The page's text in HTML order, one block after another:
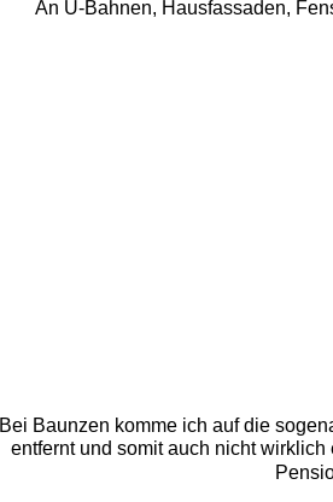
An U-Bahnen, Hausfassaden,
Bei Baunzen komme ich auf die
entfernt und somit auch nicht